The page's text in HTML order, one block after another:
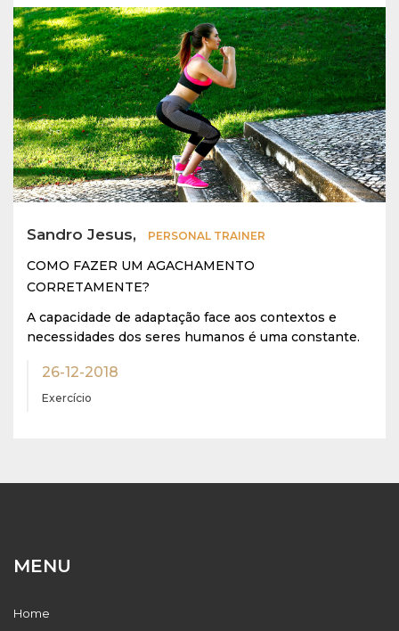
Sandro Jesus, PERSONAL TRAINER
COMO FAZER UM AGACHAMENTO
CORRETAMENTE?
A capacidade de adaptação face aos contextos e
necessidades dos seres humanos é uma constante.
26-12-2018
Exercício
MENU
Home